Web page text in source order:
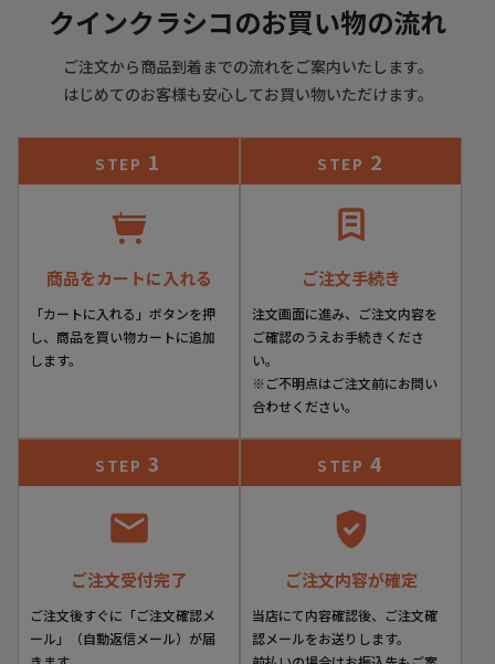
クインクラシコのお買い物の流れ
ご注文から商品到着までの流れをご案内いたします。
はじめてのお客様も安心してお買い物いただけます。
STEP 1
商品をカートに入れる
「カートに入れる」ボタンを押
し、商品を買い物カートに追加
します。
STEP 2
ご注文手続き
注文画面に進み、ご注文内容を
ご確認のうえお手続きくださ
い。
※ご不明点はご注文前にお問い
合わせください。
STEP 3
ご注文受付完了
ご注文後すぐに「ご注文確認メ
ール」（自動返信メール）が届
STEP 4
ご注文内容が確定
当店にて内容確認後、ご注文確
認メールをお送りします。